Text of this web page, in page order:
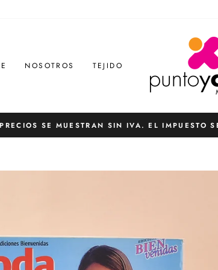
NOSOTROS TEJIDO
SE MUESTRAN SIN IVA. EL IMPUESTO